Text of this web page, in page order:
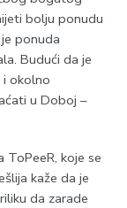
bolju ponudu
ponuda
Budući da je
okolno
u Doboj –
koje se
kaže da je
da zarade